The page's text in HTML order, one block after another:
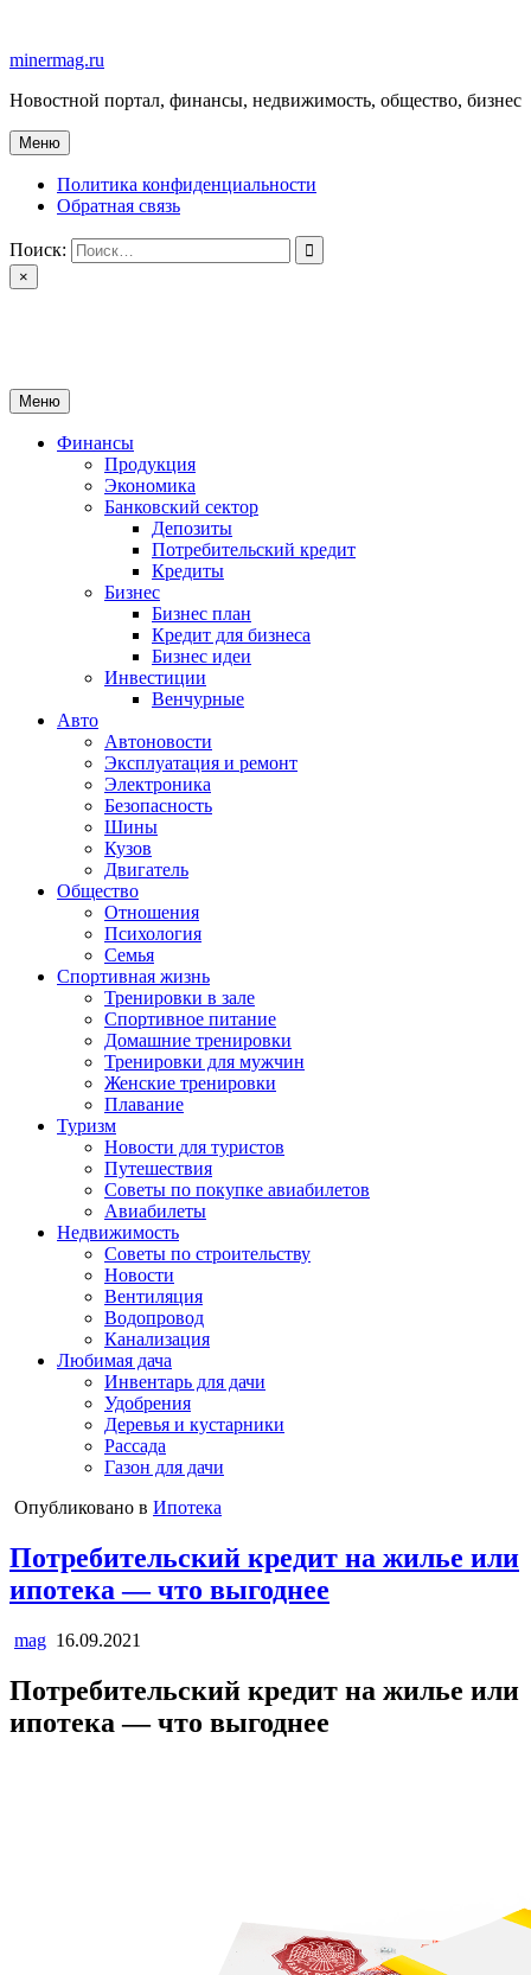
содержимому
minermag.ru
Новостной портал, финансы, недвижимость, общество, бизнес
Меню
Политика конфиденциальности
Обратная связь
Поиск:
×
Меню
Финансы
Продукция
Экономика
Банковский сектор
Депозиты
Потребительский кредит
Кредиты
Бизнес
Бизнес план
Кредит для бизнеса
Бизнес идеи
Инвестиции
Венчурные
Авто
Автоновости
Эксплуатация и ремонт
Электроника
Безопасность
Шины
Кузов
Двигатель
Общество
Отношения
Психология
Семья
Спортивная жизнь
Тренировки в зале
Спортивное питание
Домашние тренировки
Тренировки для мужчин
Женские тренировки
Плавание
Туризм
Новости для туристов
Путешествия
Советы по покупке авиабилетов
Авиабилеты
Недвижимость
Советы по строительству
Новости
Вентиляция
Водопровод
Канализация
Любимая дача
Инвентарь для дачи
Удобрения
Деревья и кустарники
Рассада
Газон для дачи
Опубликовано в Ипотека
Потребительский кредит на жилье или
ипотека — что выгоднее
mag 16.09.2021
Потребительский кредит на жилье или
ипотека — что выгоднее